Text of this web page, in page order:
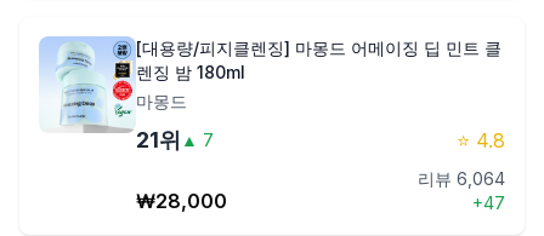
[대용량/피지클렌징] 마몽드 어메이징 딥 민트 클
렌징 밤 180ml
마몽드
21위 ▲ 7 ⭐ 4.8
₩28,000
리뷰 6,064
+47